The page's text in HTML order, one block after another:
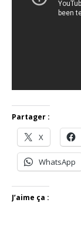
Partager :
X
WhatsApp
J’aime ça :